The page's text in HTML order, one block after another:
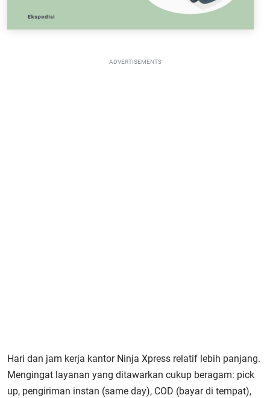
ADVERTISEMENTS
Hari dan jam kerja kantor Ninja Xpress relatif lebih panjang.
Mengingat layanan yang ditawarkan cukup beragam: pick
up, pengiriman instan (same day), COD (bayar di tempat),